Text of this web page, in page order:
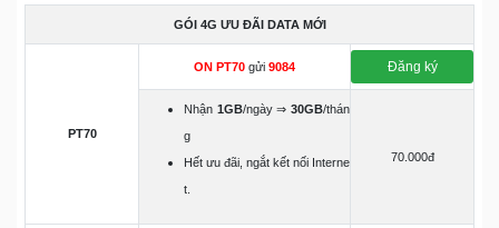
GÓI 4G ƯU ĐÃI DATA MỚI
PT70
ON PT70 gửi 9084 Đăng ký
Nhận 1GB/ngày ⇒ 30GB/thán
g
Hết ưu đãi, ngắt kết nối Interne
t.
70.000đ